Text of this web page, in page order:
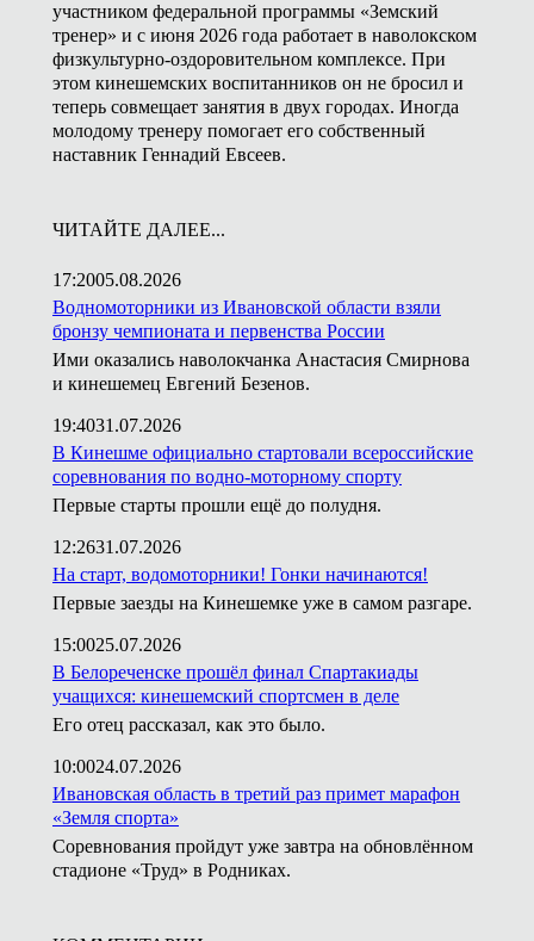
участником федеральной программы «Земский
тренер» и с июня 2026 года работает в наволокском
физкультурно-оздоровительном комплексе. При
этом кинешемских воспитанников он не бросил и
теперь совмещает занятия в двух городах. Иногда
молодому тренеру помогает его собственный
наставник Геннадий Евсеев.
ЧИТАЙТЕ ДАЛЕЕ...
17:2005.08.2026
Водномоторники из Ивановской области взяли
бронзу чемпионата и первенства России
Ими оказались наволокчанка Анастасия Смирнова
и кинешемец Евгений Безенов.
19:4031.07.2026
В Кинешме официально стартовали всероссийские
соревнования по водно-моторному спорту
Первые старты прошли ещё до полудня.
12:2631.07.2026
На старт, водомоторники! Гонки начинаются!
Первые заезды на Кинешемке уже в самом разгаре.
15:0025.07.2026
В Белореченске прошёл финал Спартакиады
учащихся: кинешемский спортсмен в деле
Его отец рассказал, как это было.
10:0024.07.2026
Ивановская область в третий раз примет марафон
«Земля спорта»
Соревнования пройдут уже завтра на обновлённом
стадионе «Труд» в Родниках.